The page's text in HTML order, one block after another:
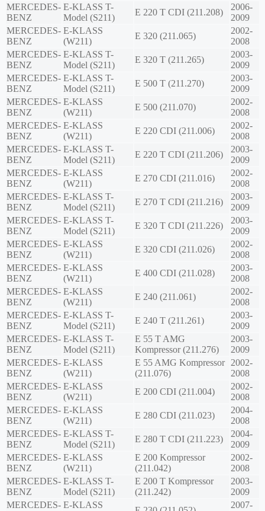
MERCEDES-
BENZ
E-KLASS T-
Model (S211)
E 220 T CDI (211.208)
2006-
2009
MERCEDES-
BENZ
E-KLASS
(W211)
E 320 (211.065)
2002-
2008
MERCEDES-
BENZ
E-KLASS T-
Model (S211)
E 320 T (211.265)
2003-
2009
MERCEDES-
BENZ
E-KLASS T-
Model (S211)
E 500 T (211.270)
2003-
2009
MERCEDES-
BENZ
E-KLASS
(W211)
E 500 (211.070)
2002-
2008
MERCEDES-
BENZ
E-KLASS
(W211)
E 220 CDI (211.006)
2002-
2008
MERCEDES-
BENZ
E-KLASS T-
Model (S211)
E 220 T CDI (211.206)
2003-
2009
MERCEDES-
BENZ
E-KLASS
(W211)
E 270 CDI (211.016)
2002-
2008
MERCEDES-
BENZ
E-KLASS T-
Model (S211)
E 270 T CDI (211.216)
2003-
2009
MERCEDES-
BENZ
E-KLASS T-
Model (S211)
E 320 T CDI (211.226)
2003-
2009
MERCEDES-
BENZ
E-KLASS
(W211)
E 320 CDI (211.026)
2002-
2008
MERCEDES-
BENZ
E-KLASS
(W211)
E 400 CDI (211.028)
2003-
2008
MERCEDES-
BENZ
E-KLASS
(W211)
E 240 (211.061)
2002-
2008
MERCEDES-
BENZ
E-KLASS T-
Model (S211)
E 240 T (211.261)
2003-
2009
MERCEDES-
BENZ
E-KLASS T-
Model (S211)
E 55 T AMG
Kompressor (211.276)
2003-
2009
MERCEDES-
BENZ
E-KLASS
(W211)
E 55 AMG Kompressor
(211.076)
2002-
2008
MERCEDES-
BENZ
E-KLASS
(W211)
E 200 CDI (211.004)
2002-
2008
MERCEDES-
BENZ
E-KLASS
(W211)
E 280 CDI (211.023)
2004-
2008
MERCEDES-
BENZ
E-KLASS T-
Model (S211)
E 280 T CDI (211.223)
2004-
2009
MERCEDES-
BENZ
E-KLASS
(W211)
E 200 Kompressor
(211.042)
2002-
2008
MERCEDES-
BENZ
E-KLASS T-
Model (S211)
E 200 T Kompressor
(211.242)
2003-
2009
MERCEDES- E-KLASS
2007-